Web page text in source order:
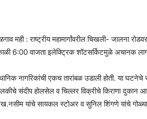
मही : राष्ट्रीय महामार्गांवरील चिखली- जालना
सकाळी 6:00 वाजता इलेक्ट्रिक शॉटसर्किटमुळे अचानक
नागरिकांची एकच तारांबळ उडाली होती. या घटनेचे
संदीप होलसेल व चिल्लर विक्रीचे किराणा
यांचे सायकल स्टोअर व सुनिल शिंगणे यांचे